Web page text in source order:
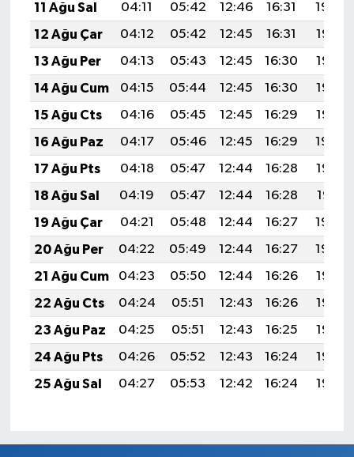
11 Ağu Sal
04:11 05:42 12:46 16:31
19:40
12 Ağu Çar
04:12 05:42 12:45 16:31
19:38
13 Ağu Per
04:13 05:43 12:45 16:30
19:37
14 Ağu Cum
04:15 05:44 12:45 16:30
19:36
15 Ağu Cts
04:16 05:45 12:45 16:29
19:35
16 Ağu Paz
04:17 05:46 12:45 16:29
19:34
17 Ağu Pts
04:18 05:47 12:44 16:28
19:32
18 Ağu Sal
04:19 05:47 12:44 16:28
19:31
19 Ağu Çar
04:21 05:48 12:44 16:27
19:30
20 Ağu Per
04:22 05:49 12:44 16:27
19:29
21 Ağu Cum
04:23 05:50 12:44 16:26
19:27
22 Ağu Cts
04:24 05:51 12:43 16:26
19:26
23 Ağu Paz
04:25 05:51 12:43 16:25
19:25
24 Ağu Pts
04:26 05:52 12:43 16:24
19:23
25 Ağu Sal
04:27 05:53 12:42 16:24 19:22